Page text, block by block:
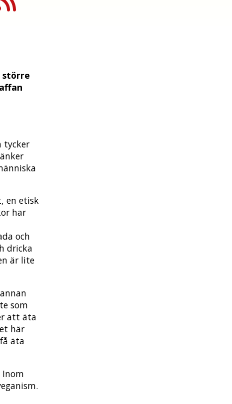
större
tycker
en etisk
har
och
dricka
är lite
som
att äta
här
äta
Inom